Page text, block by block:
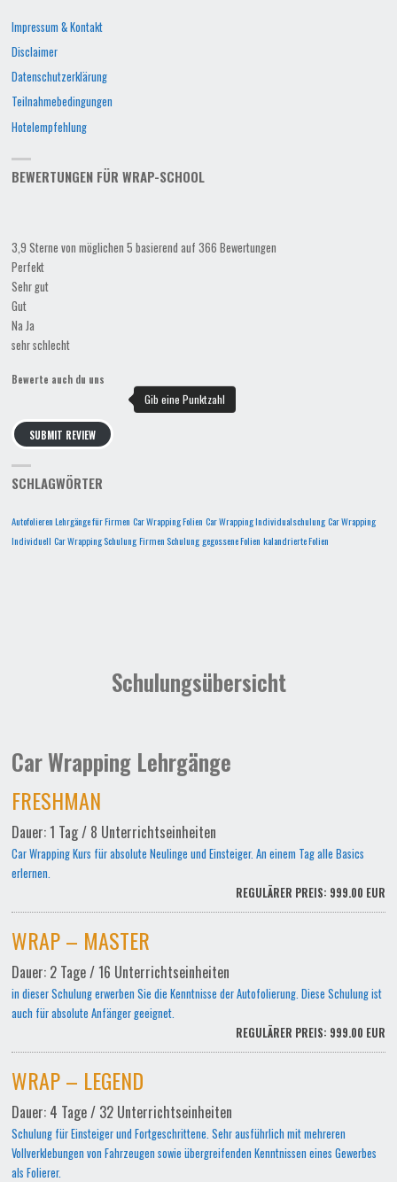
Impressum & Kontakt
Disclaimer
Datenschutzerklärung
Teilnahmebedingungen
Hotelempfehlung
BEWERTUNGEN FÜR WRAP-SCHOOL
3,9 Sterne von möglichen 5 basierend auf 366 Bewertungen
Perfekt
Sehr gut
Gut
Na Ja
sehr schlecht
Bewerte auch du uns
SUBMIT REVIEW
SCHLAGWÖRTER
Autofolieren Lehrgänge für Firmen Car Wrapping Folien Car Wrapping Individualschulung Car Wrapping
Individuell Car Wrapping Schulung Firmen Schulung gegossene Folien kalandrierte Folien
Schulungsübersicht
Car Wrapping Lehrgänge
FRESHMAN
Dauer: 1 Tag / 8 Unterrichtseinheiten
Car Wrapping Kurs für absolute Neulinge und Einsteiger. An einem Tag alle Basics
erlernen.
REGULÄRER PREIS: 999.00 EUR
WRAP – MASTER
Dauer: 2 Tage / 16 Unterrichtseinheiten
in dieser Schulung erwerben Sie die Kenntnisse der Autofolierung. Diese Schulung ist
auch für absolute Anfänger geeignet.
REGULÄRER PREIS: 999.00 EUR
WRAP – LEGEND
Dauer: 4 Tage / 32 Unterrichtseinheiten
Schulung für Einsteiger und Fortgeschrittene. Sehr ausführlich mit mehreren
Vollverklebungen von Fahrzeugen sowie übergreifenden Kenntnissen eines Gewerbes
als Folierer.